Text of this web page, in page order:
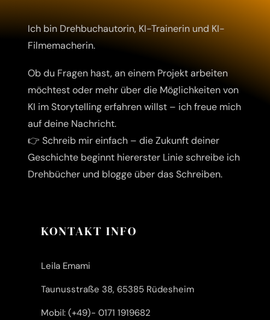
Ich bin Drehbuchautorin, KI-Trainerin und KI-
Filmemacherin.
Ob du Fragen hast, an einem Projekt arbeiten
möchtest oder mehr über die Möglichkeiten von
KI im Storytelling erfahren willst – ich freue mich
auf deine Nachricht.
👉 Schreib mir einfach – die Zukunft deiner
Geschichte beginnt hiererster Linie schreibe ich
Drehbücher und blogge über das Schreiben.
KONTAKT INFO
Leila Emami
Taunusstraße 38, 65385 Rüdesheim
Mobil: (+49)- 0171 1919682